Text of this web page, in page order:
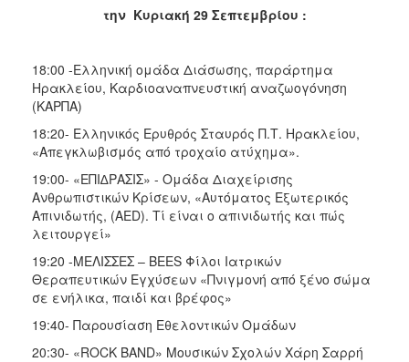
την Κυριακή 29 Σεπτεμβρίου :
18:00 -Ελληνική ομάδα Διάσωσης, παράρτημα
Ηρακλείου, Καρδιοαναπνευστική αναζωογόνηση
(ΚΑΡΠΑ)
18:20- Ελληνικός Ερυθρός Σταυρός Π.Τ. Ηρακλείου,
«Απεγκλωβισμός από τροχαίο ατύχημα».
19:00- «ΕΠΙ∆ΡΑΣΙΣ» - Ομάδα Διαχείρισης
Ανθρωπιστικών Κρίσεων, «Αυτόματος Εξωτερικός
Απινιδωτής, (AED). Τί είναι ο απινιδωτής και πώς
λειτουργεί»
19:20 -ΜΕΛΙΣΣΕΣ – BEES Φίλοι Ιατρικών
Θεραπευτικών Εγχύσεων «Πνιγμονή από ξένο σώμα
σε ενήλικα, παιδί και βρέφος»
19:40- Παρουσίαση Εθελοντικών Ομάδων
20:30- «ROCK BAND» Μουσικών Σχολών Χάρη Σαρρή